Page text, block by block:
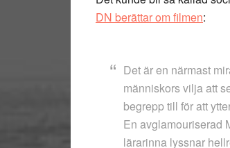
DN berättar om filmen:
Det är en närmast
människors vilja att
begrepp till för att
En avglamouriserad
lärarinna lyssnar